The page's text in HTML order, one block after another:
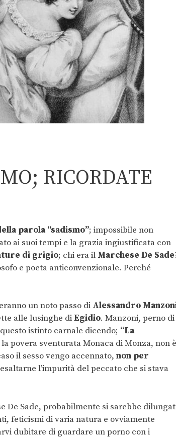
RICORDATE
parola “sadismo”; impossibile non
ai suoi tempi e la grazia ingiustificata con
di grigio; chi era il Marchese De Sade
e poeta anticonvenzionale. Perché
un noto passo di Alessandro
alle lusinghe diEgidio. Manzoni, perno di
istinto carnale dicendo; “La
povera sventurata Monaca di Monza, non è
il sesso vengo accennato, non per
l’impurità del peccato che si stava
De Sade, probabilmente si sarebbe
feticismi di varia natura e ovviamente
dubitare di guardare un porno con i